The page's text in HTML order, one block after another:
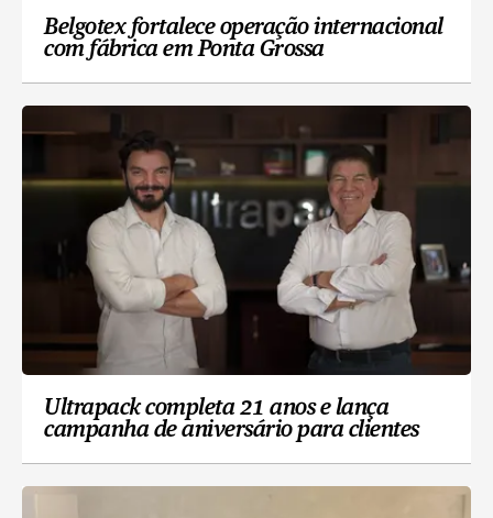
Belgotex fortalece operação internacional
com fábrica em Ponta Grossa
Ultrapack completa 21 anos e lança
campanha de aniversário para clientes